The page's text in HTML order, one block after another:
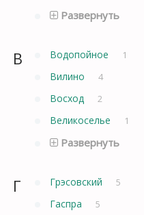
Развернуть
В Водопойное 1
Вилино 4
Восход 2
Великоселье 1
Развернуть
Г Грэсовский 5
Гаспра 5